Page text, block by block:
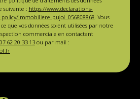
suivante : https://www.declarations-
immobiliere-pujol_056808868 . Vous
que vos données soient utilisées par notre
commerciale en contactant
07 62 20 33 13 ou par mail :